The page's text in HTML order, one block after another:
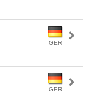
GER
GER